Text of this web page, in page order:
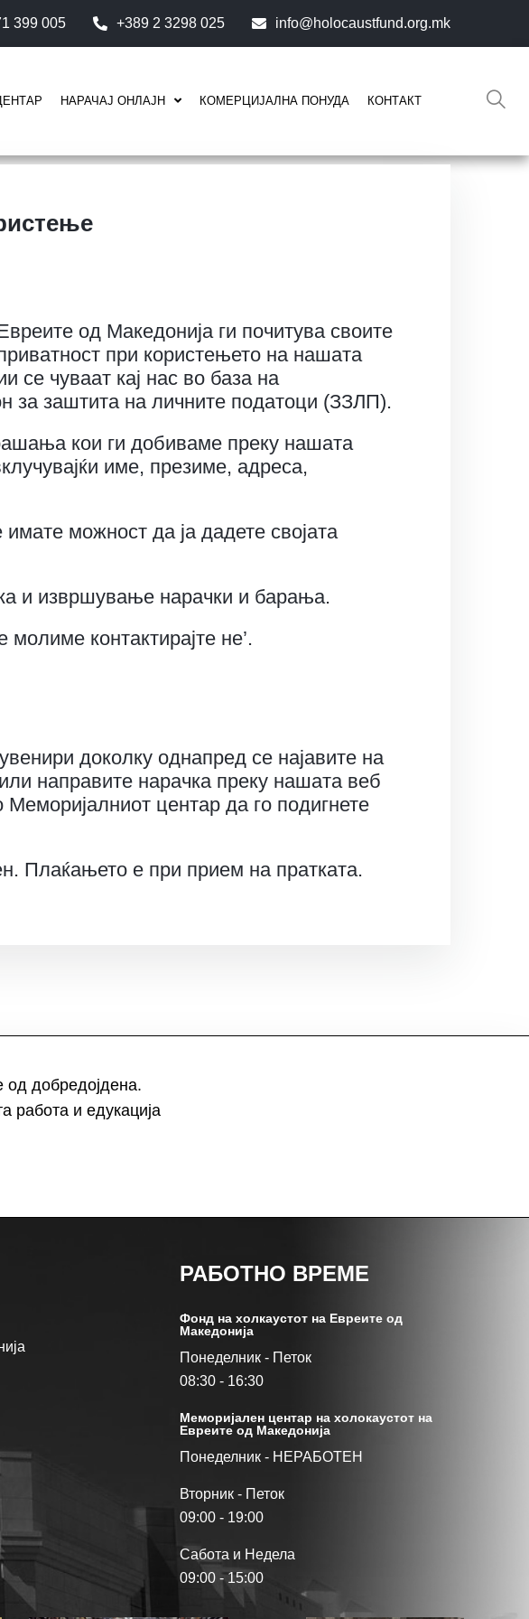
399 005 +389 2 3298 025 info@holocaustfund.org.mk
НАРАЧАЈ ОНЛАЈН КОМЕРЦИЈАЛНА ПОНУДА КОНТАКТ
од Македонија ги почитува своите
при користењето на нашата
чуваат кај нас во база на
за заштита на личните податоци (ЗЗЛП).
кои ги добиваме преку нашата
име, презиме, адреса,
можност да ја дадете својата
и извршување нарачки и барања.
контактирајте не’.
доколку однапред се најавите на
направите нарачка преку нашата веб
центар да го подигнете
Плаќањето е при прием на пратката.
добредојдена.
работа и едукација
РАБОТНО ВРЕМЕ
Фонд на холкаустот на Евреите од
Македониjа
Понеделник - Петок
08:30 - 16:30
Меморијален центар на холокаустот на
Евреите од Македонија
Понеделник - НЕРАБОТЕН
Вторник - Петок
09:00 - 19:00
Сабота и Недела
09:00 - 15:00